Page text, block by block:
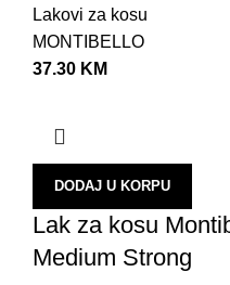
Lakovi za kosu
MONTIBELLO
37.30 KM
DODAJ U KORPU
Lak za kosu
Medium Strong